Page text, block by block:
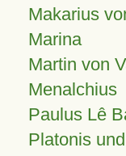
Makarius
Marina
Martin von
Menalchius
Paulus Lê
Platonis